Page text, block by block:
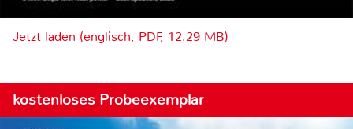
Jetzt laden (englisch, PDF, 12.29 MB)
kostenloses Probeexemplar